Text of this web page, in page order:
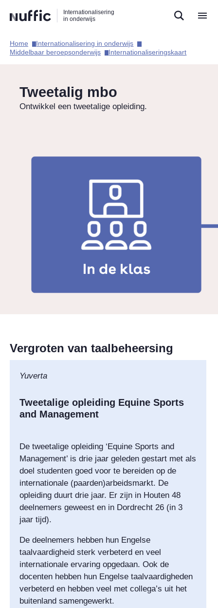
naar
zoekfunctie
naar
hoofdnavigatie
naar
inhoud
Internationalisering
in onderwijs
Hoofdnavigatie
Home​
Internationalisering in onderwijs​
Middelbaar beroepsonderwijs​
Internationaliseringskaart​
Tweetalig mbo
Ontwikkel een tweetalige opleiding.
Vergroten van taalbeheersing
Yuverta
Tweetalige opleiding Equine Sports
and Management
De tweetalige opleiding ‘Equine Sports and
Management’ is drie jaar geleden gestart met als
doel studenten goed voor te bereiden op de
internationale (paarden)arbeidsmarkt. De
opleiding duurt drie jaar. Er zijn in Houten 48
deelnemers geweest en in Dordrecht 26 (in 3
jaar tijd).
De deelnemers hebben hun Engelse
taalvaardigheid sterk verbeterd en veel
internationale ervaring opgedaan. Ook de
docenten hebben hun Engelse taalvaardigheden
verbeterd en hebben veel met collega’s uit het
buitenland samengewerkt.